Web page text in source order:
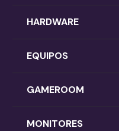
HARDWARE
EQUIPOS
GAMEROOM
MONITORES